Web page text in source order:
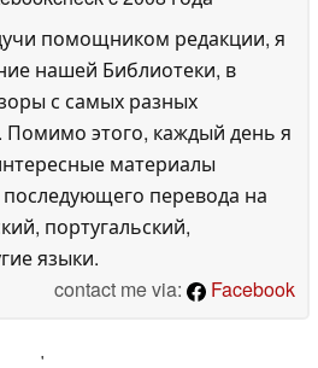
помощником редакции, я
нашей Библиотеки, в
с самых разных
Помимо этого, каждый день я
материалы
последующего перевода на
португальский,
языки.
contact me via:
Facebook
'